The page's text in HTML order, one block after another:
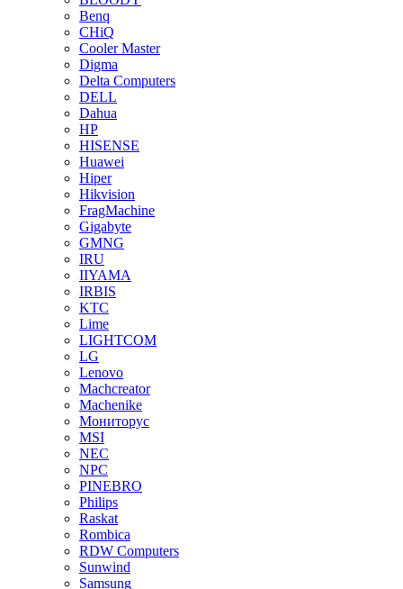
Benq
CHiQ
Cooler Master
Digma
Delta Computers
DELL
Dahua
HP
HISENSE
Huawei
Hiper
Hikvision
FragMachine
Gigabyte
GMNG
IRU
IIYAMA
IRBIS
KTC
Lime
LIGHTCOM
LG
Lenovo
Machcreator
Machenike
Мониторус
MSI
NEC
NPC
PINEBRO
Philips
Raskat
Rombica
RDW Computers
Sunwind
Samsung